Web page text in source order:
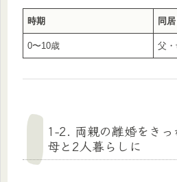
時期 同
0〜10歳 父
1-2. 両親の離婚をき
母と2人暮らしに